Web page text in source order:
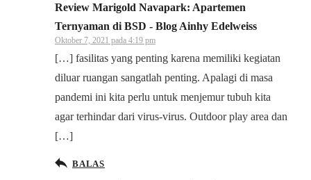
Review Marigold Navapark: Apartemen
Ternyaman di BSD - Blog Ainhy Edelweiss
Oktober 7, 2021 pada 4:19 pm
[…] fasilitas yang penting karena memiliki kegiatan
diluar ruangan sangatlah penting. Apalagi di masa
pandemi ini kita perlu untuk menjemur tubuh kita
agar terhindar dari virus-virus. Outdoor play area dan
[…]
BALAS